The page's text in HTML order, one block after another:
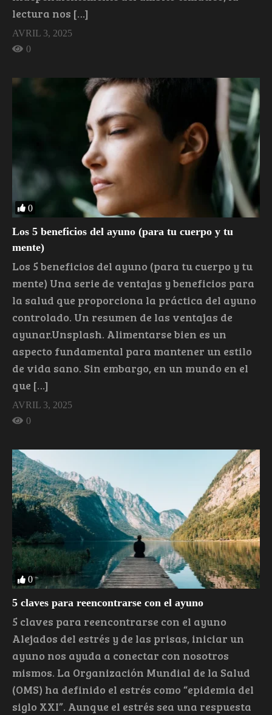
lectura nos […]
AVRIL 3, 2025
0
0
Los 5 beneficios del ayuno (para tu cuerpo y tu
mente)
Los 5 beneficios del ayuno (para tu cuerpo y tu
mente) Una serie de ventajas y beneficios para
la salud que proporciona la práctica del ayuno
controlado. Un resumen de las ventajas de
ayunar.Unsplash. Alimentarse bien es un
aspecto fundamental para mantener un estilo
de vida sano. Sin embargo, en un mundo en el
que […]
AVRIL 3, 2025
0
0
5 claves para reencontrarse con el ayuno
5 claves para reencontrarse con el ayuno
Alejados del estrés y de las prisas, iniciar un
ayuno nos ayuda a conectar con nosotros
mismos. La Organización Mundial de la Salud
(OMS) ha definido el estrés como “epidemia del
siglo XXI”. Aunque el estrés sea una respuesta